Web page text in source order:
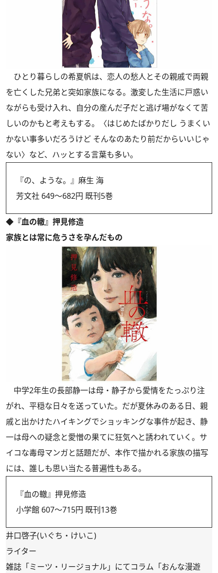
ひとり暮らしの希夏帆は、恋人の愁人とその親戚で両親
を亡くした兄弟と突如家族になる。激変した生活に戸惑い
ながらも受け入れ、自分の産んだ子だと逃げ場がなくて苦
しいのかもと考えもする。〈はじめたばかりだし うまくい
かない事多いだろうけど そんなのあたり前だからいいじゃ
ない〉など、ハッとする言葉も多い。
『の、ような。』麻生 海
芳文社 649〜682円 既刊5巻
◆『血の轍』押見修造
家族とは常に危うさを孕んだもの
中学2年生の長部静一は母・静子から愛情をたっぷり注
がれ、平穏な日々を送っていた。だが夏休みのある日、親
戚と出かけたハイキングでショッキングな事件が起き、静
一は母への疑念と愛憎の果てに狂気へと誘われていく。サ
イコな毒母マンガと話題だが、本作で描かれる家族の描写
には、誰しも思い当たる普遍性もある。
『血の轍』押見修造
小学館 607～715円 既刊13巻
井口啓子(いぐち・けいこ)
ライター
雑誌「ミーツ・リージョナル」にてコラム「おんな漫遊